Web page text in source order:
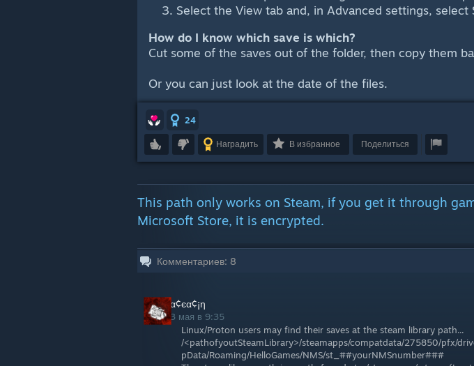
Select the View tab and, in Advanced settings,
How do I know which save is which?
Cut some of the saves out of the folder, then copy them
Or you can just look at the date of the files.
24
Наградить В избранное Поделиться
This path only works on Steam, if you get it through
Microsoft Store, it is encrypted.
Комментариев: 8
α¢єα¢¡η
3 мая в 9:35
Linux/Proton users may find their saves at the steam library path...
/<pathofyoutSteamLibrary>/steamapps/compatdata/275850/pfx/
pData/Roaming/HelloGames/NMS/st_##yourNMSnumber###